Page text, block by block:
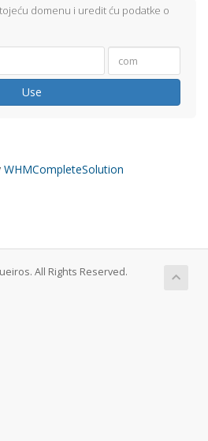
domenu i uredit ću podatke o
Use
WHMCompleteSolution
All Rights Reserved.